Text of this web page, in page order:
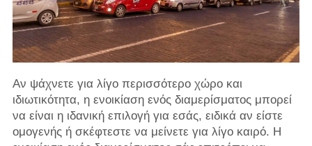
Αν ψάχνετε για λίγο περισσότερο χώρο και
ιδιωτικότητα, η ενοικίαση ενός διαμερίσματος μπορεί
να είναι η ιδανική επιλογή για εσάς, ειδικά αν είστε
ομογενής ή σκέφτεστε να μείνετε για λίγο καιρό. Η